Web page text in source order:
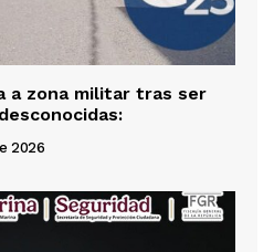
a zona militar tras ser
2026